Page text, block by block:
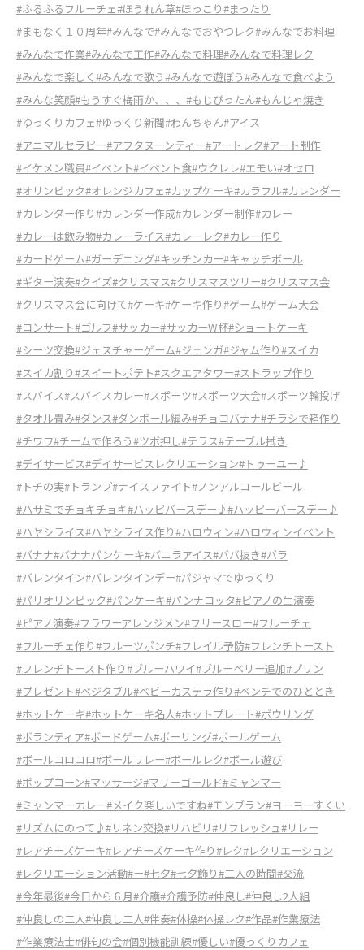
#ふるふるフルーチェ#ほうれん草#ほっこり#まったり
#まもなく１０周年#みんなで#みんなでおやつレク#みんなでお料理
#みんなで作業#みんなで工作#みんなで料理#みんなで料理レク
#みんなで楽しく #みんなで歌う#みんなで遊ぼう#みんなで食べよう
#みんな笑顔#もうすぐ梅雨か、、、 #もじぴったん#もんじゃ焼き
#ゆっくりカフェ#ゆっくり新聞#わんちゃん#アイス
#アニマルセラピー#アフタヌーンティー#アートレク#アート制作
#イケメン職員#イベント#イベント食#ウクレレ#エモい#オセロ
#オリンピック#オレンジカフェ#カップケーキ#カラフル#カレンダー
#カレンダー作り#カレンダー作成#カレンダー制作#カレー
#カレーは飲み物#カレーライス#カレーレク#カレー作り
#カードゲーム#ガーデニング#キッチンカー#キャッチボール
#ギター演奏#クイズ#クリスマス#クリスマスツリー#クリスマス会
#クリスマス会に向けて#ケーキ#ケーキ作り#ゲーム#ゲーム大会
#コンサート#ゴルフ#サッカー#サッカーW杯#ショートケーキ
#シーツ交換#ジェスチャーゲーム#ジェンガ#ジャム作り#スイカ
#スイカ割り#スイートポテト#スクエアタワー#ストラップ作り
#スパイス#スパイスカレー#スポーツ#スポーツ大会#スポーツ輪投げ
#タオル畳み#ダンス#ダンボール編み#チョコバナナ#チラシで箱作り
#チワワ#チームで作ろう#ツボ押し#テラス#テーブル拭き
#デイサービス#デイサービスレクリエーション#トゥーユー♪
#トチの実#トランプ#ナイスファイト#ノンアルコールビール
#ハサミでチョキチョキ#ハッピバースデー♪#ハッピーバースデー♪
#ハヤシライス#ハヤシライス作り#ハロウィン#ハロウィンイベント
#バナナ#バナナパンケーキ#バニラアイス#ババ抜き#バラ
#バレンタイン#バレンタインデー#パジャマでゆっくり
#パリオリンピック#パンケーキ#パンナコッタ#ピアノの生演奏
#ピアノ演奏#フラワーアレンジメン#フリースロー#フルーチェ
#フルーチェ作り#フルーツポンチ#フレイル予防#フレンチトースト
#フレンチトースト作り#ブルーハワイ#ブルーベリー追加#プリン
#プレゼント#ベジタブル#ベビーカステラ作り#ベンチでのひととき
#ホットケーキ#ホットケーキ名人#ホットプレート#ボウリング
#ボランティア#ボードゲーム#ボーリング#ボールゲーム
#ボールコロコロ#ボールリレー#ボールレク#ボール遊び
#ポップコーン#マッサージ#マリーゴールド#ミャンマー
#ミャンマーカレー#メイク楽しいですね#モンブラン#ヨーヨーすくい
#リズムにのって♪#リネン交換#リハビリ#リフレッシュ#リレー
#レアチーズケーキ#レアチーズケーキ作り#レク#レクリエーション
#レクリエーション活動#ー#七夕#七夕飾り#二人の時間#交流
#今年最後#今日から６月#介護#介護予防#仲良し#仲良し2人組
#仲良しの二人#仲良し二人#伴奏#体操#体操レク#作品#作業療法
#作業療法士#俳句の会#個別機能訓練#優しい#優っくりカフェ